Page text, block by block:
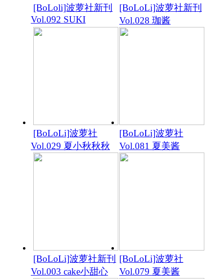
[BoLoli]波萝社新刊
Vol.092 SUKI
[BoLoLi]波萝社新刊
Vol.028 珈酱
[BoLoLi]波萝社
Vol.029 夏小秋秋秋
[BoLoLi]波萝社
Vol.081 夏美酱
[BoLoLi]波萝社新刊
Vol.003 cake小甜心
[BoLoLi]波萝社
Vol.079 夏美酱